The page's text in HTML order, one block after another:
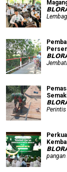
𝗕𝗟𝗢𝗥𝗔
𝗕𝗟𝗢𝗥𝗔
𝗕𝗟𝗢𝗥𝗔
Perintis
𝗕𝗟𝗢𝗥𝗔
pangan